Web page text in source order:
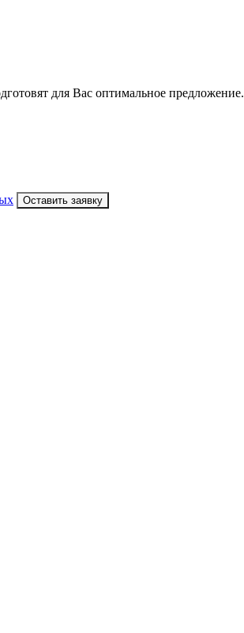
для Вас оптимальное предложение.
Оставить заявку